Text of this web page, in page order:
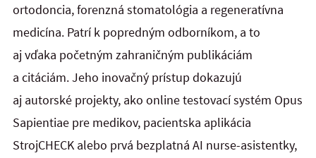
ortodoncia, forenzná stomatológia a regeneratívna
medicína. Patrí k popredným odborníkom, a to
aj vďaka početným zahraničným publikáciám
a citáciám. Jeho inovačný prístup dokazujú
aj autorské projekty, ako online testovací systém Opus
Sapientiae pre medikov, pacientska aplikácia
StrojCHECK alebo prvá bezplatná AI nurse-asistentky,